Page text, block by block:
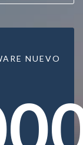
NUEVO